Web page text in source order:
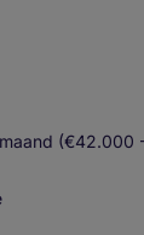
(€42.000